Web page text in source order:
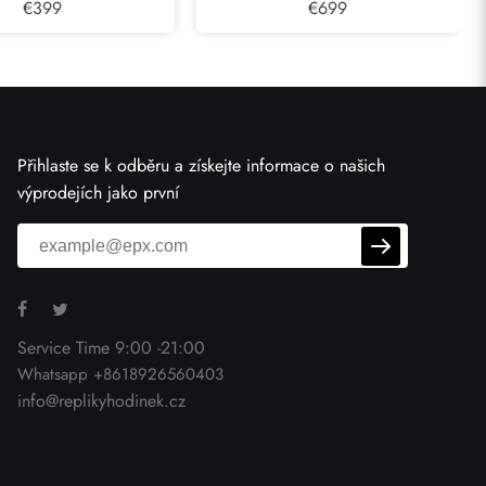
Steel Pánské hodinky
€399
Ocean Chronograph Pánské
€699
Přihlaste se k odběru a získejte informace o našich
výprodejích jako první
Service Time 9:00 -21:00
Whatsapp +8618926560403
info@replikyhodinek.cz